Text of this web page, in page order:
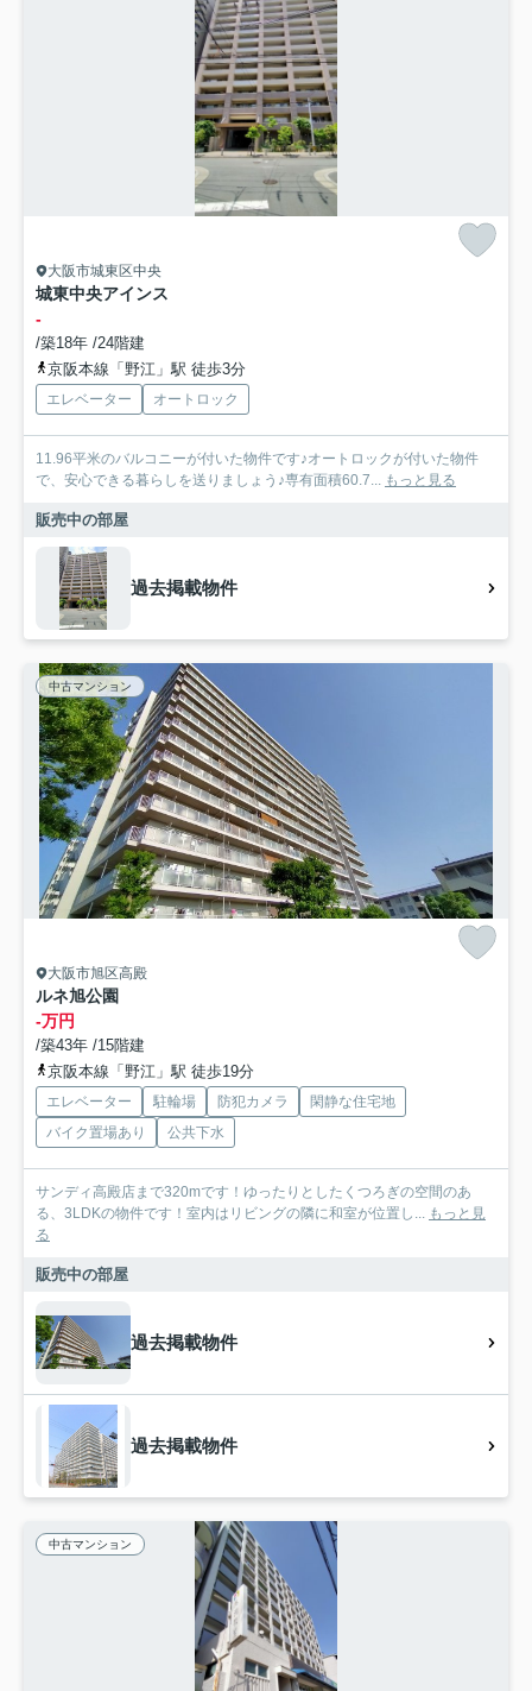
大阪市城東区中央
城東中央アインス
-
/築18年 /24階建
京阪本線「野江」駅 徒歩3分
エレベーター オートロック
11.96平米のバルコニーが付いた物件です♪オートロックが付いた物件
で、安心できる暮らしを送りましょう♪専有面積60.7...
もっと見る
販売中の部屋
過去掲載物件
中古マンション
大阪市旭区高殿
ルネ旭公園
-万円
/築43年 /15階建
京阪本線「野江」駅 徒歩19分
エレベーター 駐輪場 防犯カメラ
閑静な住宅地
バイク置場あり
公共下水
サンディ高殿店まで320mです！ゆったりとしたくつろぎの空間のあ
る、3LDKの物件です！室内はリビングの隣に和室が位置し...
もっと見
る
販売中の部屋
過去掲載物件
過去掲載物件
中古マンション